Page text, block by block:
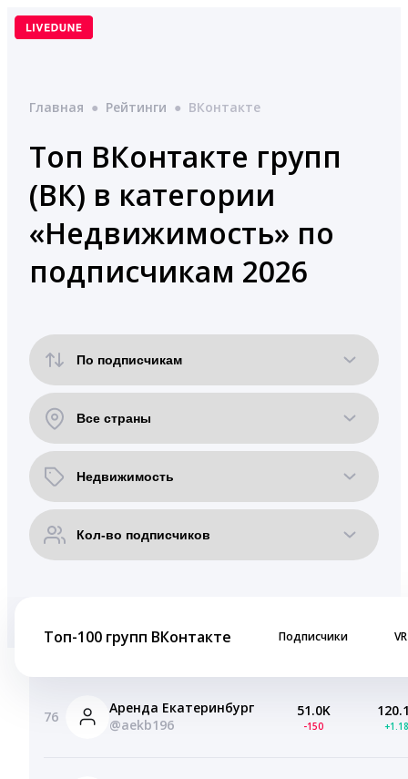
Перейти
Главная ● Рейтинги ● ВКонтакте
Топ ВКонтакте групп
(ВК) в категории
«Недвижимость» по
подписчикам 2026
Топ-100 групп ВКонтакте Подписчики VR
76
Аренда Екатеринбург
@aekb196
51.0K
-150